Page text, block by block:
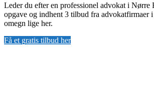
Leder du efter en professionel advokat i Nørre
opgave og indhent 3 tilbud fra advokatfirmaer
omegn lige her.
Få et gratis tilbud her